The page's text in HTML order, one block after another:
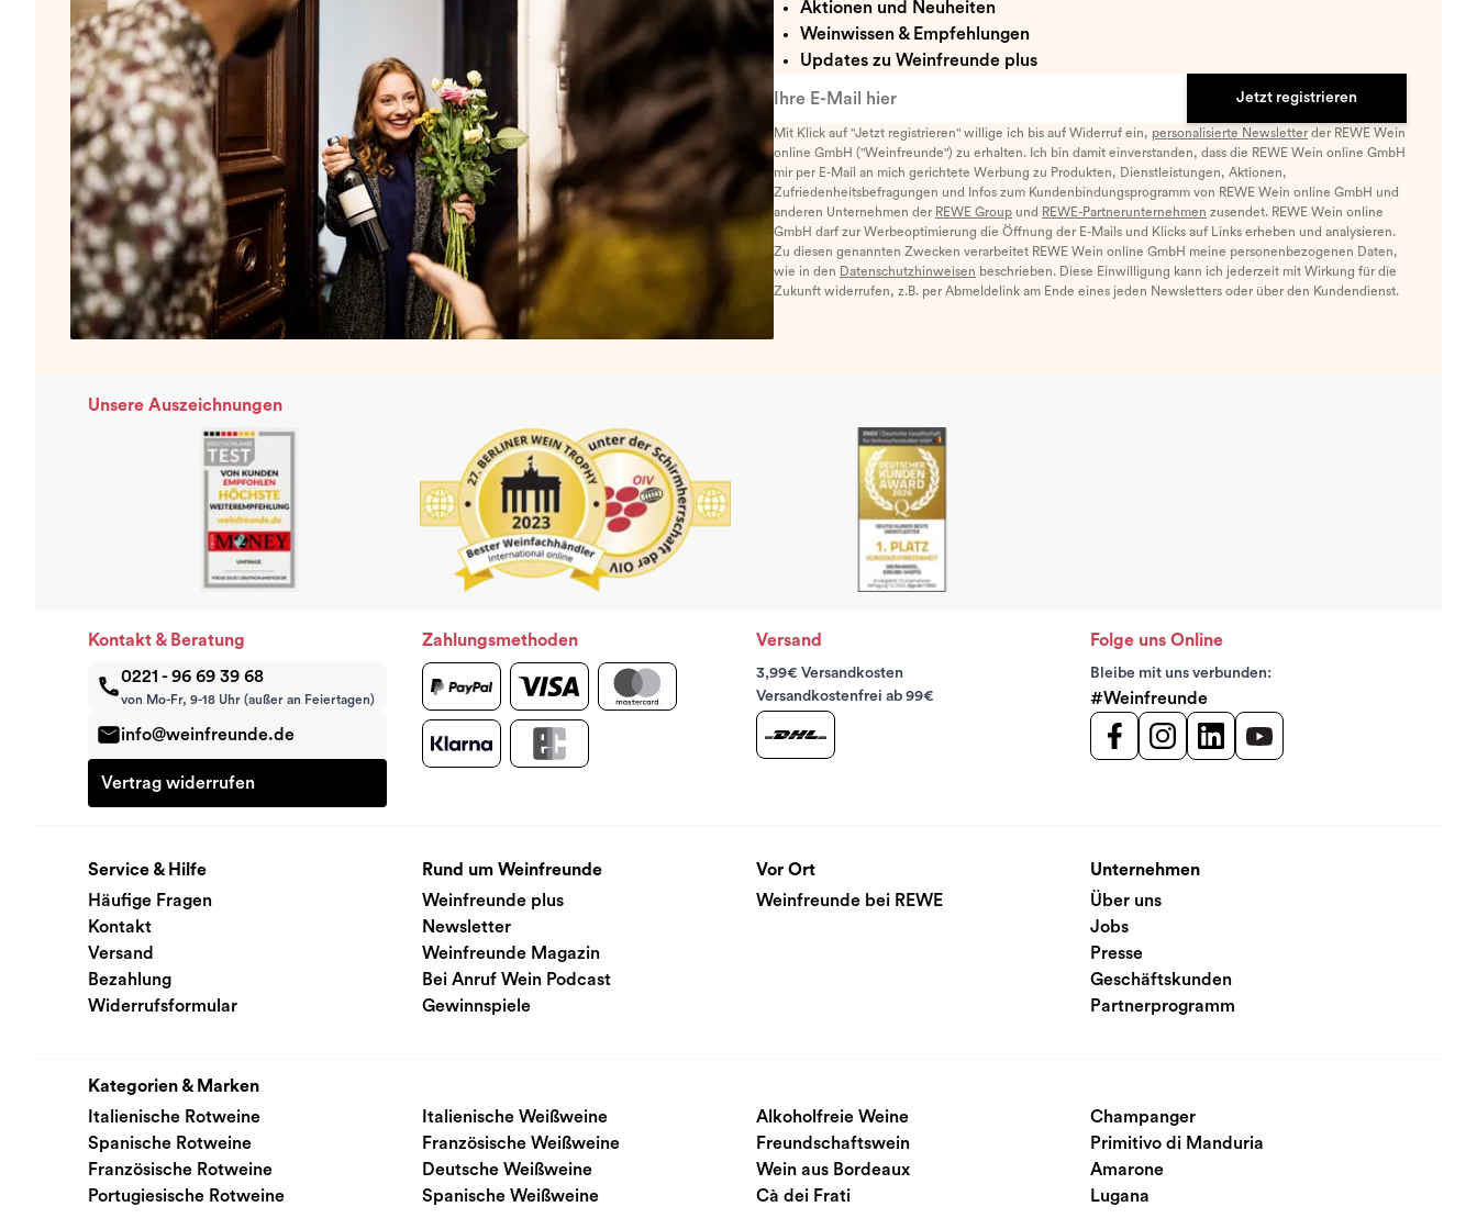
Aktionen und Neuheiten
Weinwissen & Empfehlungen
Updates zu Weinfreunde plus
Jetzt registrieren
Mit Klick auf "Jetzt registrieren" willige ich bis auf Widerruf ein, personalisierte Newsletterder REWE Wein
online GmbH ("Weinfreunde") zu erhalten. Ich bin damit einverstanden, dass die REWE Wein online GmbH
mir per E-Mail an mich gerichtete Werbung zu Produkten, Dienstleistungen, Aktionen,
Zufriedenheitsbefragungen und Infos zum Kundenbindungsprogramm von REWE Wein online GmbH und
anderen Unternehmen der REWE Group und REWE-Partnerunternehmen zusendet. REWE Wein online
GmbH darf zur Werbeoptimierung die Öffnung der E-Mails und Klicks auf Links erheben und analysieren.
Zu diesen genannten Zwecken verarbeitet REWE Wein online GmbH meine personenbezogenen Daten,
wie in den Datenschutzhinweisen beschrieben. Diese Einwilligung kann ich jederzeit mit Wirkung für die
Zukunft widerrufen, z.B. per Abmeldelink am Ende eines jeden Newsletters oder über den Kundendienst.
Unsere Auszeichnungen
Kontakt & Beratung
0221 - 96 69 39 68
von Mo-Fr, 9-18 Uhr (außer an Feiertagen)
info@weinfreunde.de
Vertrag widerrufen
Zahlungsmethoden Versand
3,99€ Versandkosten
Versandkostenfrei ab 99€
Folge uns Online
Bleibe mit uns verbunden:
#Weinfreunde
Service & Hilfe
Häufige Fragen
Kontakt
Versand
Bezahlung
Widerrufsformular
Rund um Weinfreunde
Weinfreunde plus
Newsletter
Weinfreunde Magazin
Bei Anruf Wein Podcast
Gewinnspiele
Vor Ort
Weinfreunde bei REWE
Unternehmen
Über uns
Jobs
Presse
Geschäftskunden
Partnerprogramm
Kategorien & Marken
Italienische Rotweine
Spanische Rotweine
Französische Rotweine
Portugiesische Rotweine
Italienische Weißweine
Französische Weißweine
Deutsche Weißweine
Spanische Weißweine
Alkoholfreie Weine
Freundschaftswein
Wein aus Bordeaux
Cà dei Frati
Champanger
Primitivo di Manduria
Amarone
Lugana